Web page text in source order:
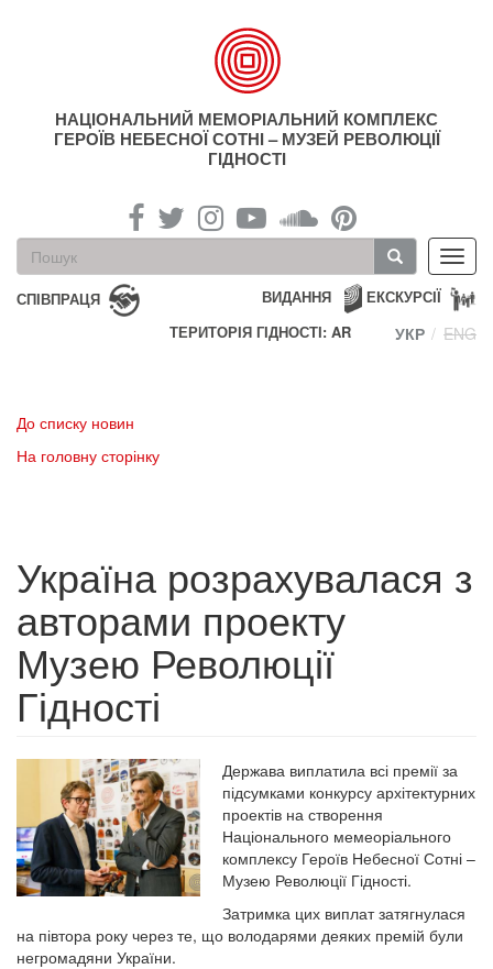
НАЦІОНАЛЬНИЙ МЕМОРІАЛЬНИЙ КОМПЛЕКС
ГЕРОЇВ НЕБЕСНОЇ СОТНІ – МУЗЕЙ РЕВОЛЮЦІЇ
ГІДНОСТІ
Пошукова
форма
Пошук
СПІВПРАЦЯ ЕКСКУРСІЇ
ВИДАННЯ
ТЕРИТОРІЯ ГІДНОСТІ: AR
УКР ENG
До списку новин
На головну сторінку
Україна розрахувалася з
авторами проекту
Музею Революції
Гідності
Держава виплатила всі премії за
підсумками конкурсу архітектурних
проектів на створення
Національного мемеоріального
комплексу Героїв Небесної Сотні –
Музею Революції Гідності.
Затримка цих виплат затягнулася
на півтора року через те, що володарями деяких премій були
негромадяни України.